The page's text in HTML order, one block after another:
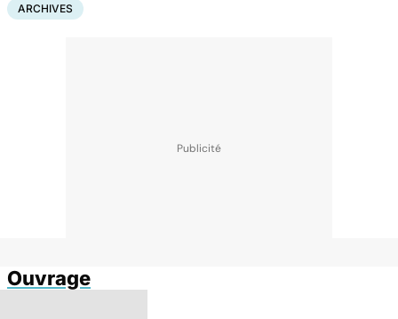
ARCHIVES
Ouvrage